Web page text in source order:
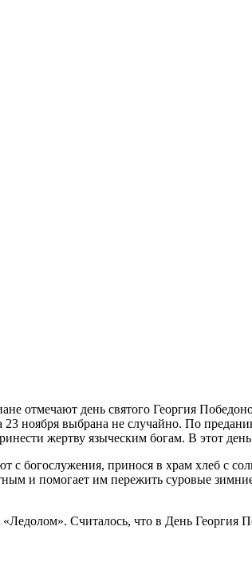
отмечают день святого Георгия
23 ноября выбрана не случайно. По
жертву языческим богам. В этот
с богослужения, принося в храм хлеб с
и помогает им пережить суровые
«Ледолом». Считалось, что в День